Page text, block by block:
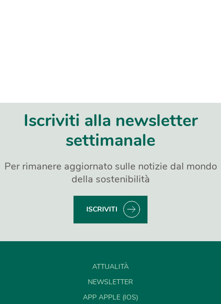
Iscriviti alla newsletter
settimanale
Per rimanere aggiornato sulle notizie dal mondo
della sostenibilità
ISCRIVITI
ATTUALITÀ
NEWSLETTER
APP APPLE (IOS)